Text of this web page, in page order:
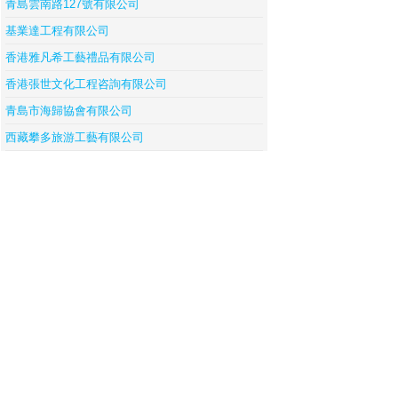
青島雲南路127號有限公司
基業達工程有限公司
香港雅凡希工藝禮品有限公司
香港張世文化工程咨詢有限公司
青島市海歸協會有限公司
西藏攀多旅游工藝有限公司